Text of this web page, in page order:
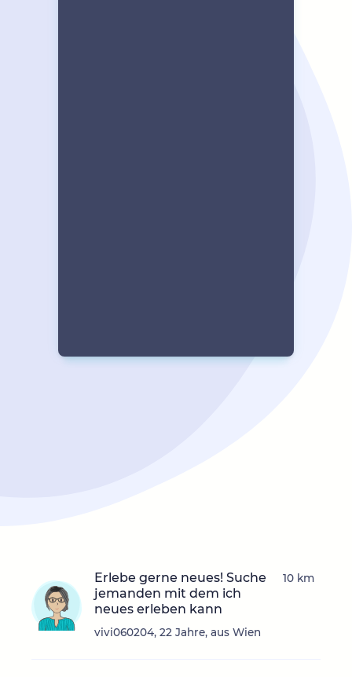
Erlebe gerne neues! Suche
jemanden mit dem ich
neues erleben kann
vivi060204, 22 Jahre, aus Wien
10 km